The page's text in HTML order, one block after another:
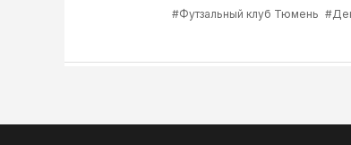
#Футзальный клуб Тюмень